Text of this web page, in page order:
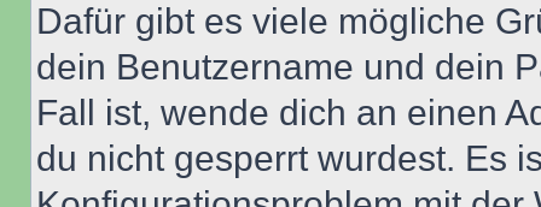
Dafür gibt es viele mögliche
dein Benutzername und dein
Fall ist, wende dich an einen
du nicht gesperrt wurdest. Es